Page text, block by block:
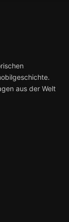
aus der Welt